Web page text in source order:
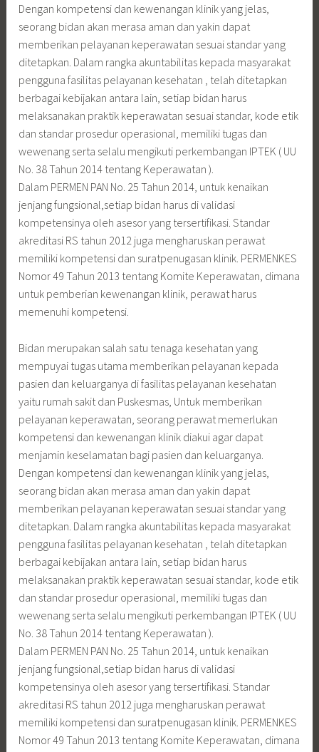
Dengan kompetensi dan kewenangan klinik yang jelas,
seorang bidan akan merasa aman dan yakin dapat
memberikan pelayanan keperawatan sesuai standar yang
ditetapkan. Dalam rangka akuntabilitas kepada masyarakat
pengguna fasilitas pelayanan kesehatan , telah ditetapkan
berbagai kebijakan antara lain, setiap bidan harus
melaksanakan praktik keperawatan sesuai standar, kode etik
dan standar prosedur operasional, memiliki tugas dan
wewenang serta selalu mengikuti perkembangan IPTEK ( UU
No. 38 Tahun 2014 tentang Keperawatan ).
Dalam PERMEN PAN No. 25 Tahun 2014, untuk kenaikan
jenjang fungsional,setiap bidan harus di validasi
kompetensinya oleh asesor yang tersertifikasi. Standar
akreditasi RS tahun 2012 juga mengharuskan perawat
memiliki kompetensi dan suratpenugasan klinik. PERMENKES
Nomor 49 Tahun 2013 tentang Komite Keperawatan, dimana
untuk pemberian kewenangan klinik, perawat harus
memenuhi kompetensi.
Bidan merupakan salah satu tenaga kesehatan yang
mempuyai tugas utama memberikan pelayanan kepada
pasien dan keluarganya di fasilitas pelayanan kesehatan
yaitu rumah sakit dan Puskesmas, Untuk memberikan
pelayanan keperawatan, seorang perawat memerlukan
kompetensi dan kewenangan klinik diakui agar dapat
menjamin keselamatan bagi pasien dan keluarganya.
Dengan kompetensi dan kewenangan klinik yang jelas,
seorang bidan akan merasa aman dan yakin dapat
memberikan pelayanan keperawatan sesuai standar yang
ditetapkan. Dalam rangka akuntabilitas kepada masyarakat
pengguna fasilitas pelayanan kesehatan , telah ditetapkan
berbagai kebijakan antara lain, setiap bidan harus
melaksanakan praktik keperawatan sesuai standar, kode etik
dan standar prosedur operasional, memiliki tugas dan
wewenang serta selalu mengikuti perkembangan IPTEK ( UU
No. 38 Tahun 2014 tentang Keperawatan ).
Dalam PERMEN PAN No. 25 Tahun 2014, untuk kenaikan
jenjang fungsional,setiap bidan harus di validasi
kompetensinya oleh asesor yang tersertifikasi. Standar
akreditasi RS tahun 2012 juga mengharuskan perawat
memiliki kompetensi dan suratpenugasan klinik. PERMENKES
Nomor 49 Tahun 2013 tentang Komite Keperawatan, dimana